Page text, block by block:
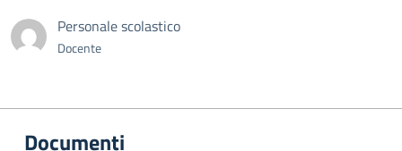
Personale scolastico
Docente
Documenti